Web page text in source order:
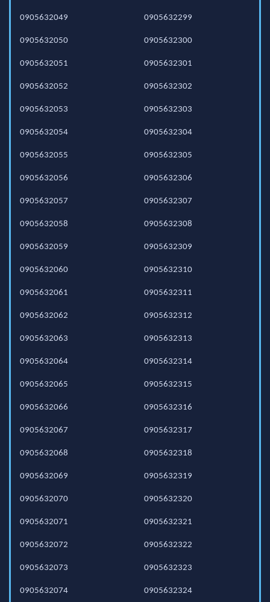
0905632049
0905632050
0905632051
0905632052
0905632053
0905632054
0905632055
0905632056
0905632057
0905632058
0905632059
0905632060
0905632061
0905632062
0905632063
0905632064
0905632065
0905632066
0905632067
0905632068
0905632069
0905632070
0905632071
0905632072
0905632073
0905632074
0905632299
0905632300
0905632301
0905632302
0905632303
0905632304
0905632305
0905632306
0905632307
0905632308
0905632309
0905632310
0905632311
0905632312
0905632313
0905632314
0905632315
0905632316
0905632317
0905632318
0905632319
0905632320
0905632321
0905632322
0905632323
0905632324